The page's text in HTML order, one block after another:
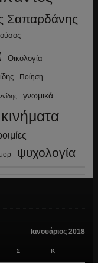
Σαπαρδάνης
Οικολογία
Ποίηση
γνωμικά
κινήματα
ψυχολογία
Ιανουάριος 2018
Σ Κ